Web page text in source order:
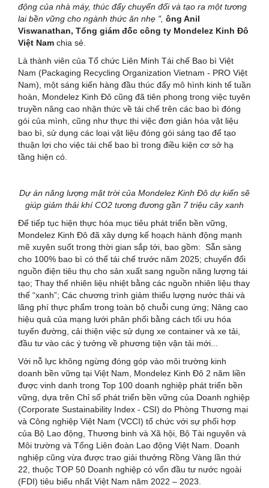
động của nhà máy, thúc đẩy chuyển đổi và tạo ra một tương
lai bền vững cho ngành thức ăn nhẹ ", ông Anil
Viswanathan, Tổng giám đốc công ty Mondelez Kinh Đô
Việt Nam chia sẻ.
Là thành viên của Tổ chức Liên Minh Tái chế Bao bì Việt
Nam (Packaging Recycling Organization Vietnam - PRO Việt
Nam), một sáng kiến hàng đầu thúc đẩy mô hình kinh tế tuần
hoàn, Mondelez Kinh Đô cũng đã tiên phong trong việc tuyên
truyền nâng cao nhận thức về tái chế trên các bao bì đóng
gói của mình, cũng như thực thi việc đơn giản hóa vật liệu
bao bì, sử dụng các loại vật liệu đóng gói sáng tạo để tạo
thuận lợi cho việc tái chế bao bì trong điều kiện cơ sở hạ
tầng hiện có.
Dự án năng lượng mặt trời của Mondelez Kinh Đô dự kiến sẽ
giúp giảm thải khí CO2 tương đương gần 7 triệu cây xanh
Để tiếp tục hiện thực hóa mục tiêu phát triển bền vững,
Mondelez Kinh Đô đã xây dựng kế hoạch hành động mạnh
mẽ xuyên suốt trong thời gian sắp tới, bao gồm: Sẵn sàng
cho 100% bao bì có thể tái chế trước năm 2025; chuyển đổi
nguồn điện tiêu thụ cho sản xuất sang nguồn năng lượng tái
tạo; Thay thế nhiên liệu nhiệt bằng các nguồn nhiên liệu thay
thế “xanh”; Các chương trình giảm thiểu lượng nước thải và
lãng phí thực phẩm trong toàn bộ chuỗi cung ứng; Nâng cao
hiệu quả của mạng lưới phân phối bằng cách tối ưu hóa
tuyến đường, cải thiện việc sử dụng xe container và xe tải,
đầu tư vào các ý tưởng về phương tiện vận tải mới...
Với nỗ lực không ngừng đóng góp vào môi trường kinh
doanh bền vững tại Việt Nam, Mondelez Kinh Đô 2 năm liền
được vinh danh trong Top 100 doanh nghiệp phát triển bền
vững, dựa trên Chỉ số phát triển bền vững của Doanh nghiệp
(Corporate Sustainability Index - CSI) do Phòng Thương mại
và Công nghiệp Việt Nam (VCCI) tổ chức với sự phối hợp
của Bộ Lao động, Thương binh và Xã hội, Bộ Tài nguyên và
Môi trường và Tổng Liên đoàn Lao động Việt Nam. Doanh
nghiệp cũng vừa được trao giải thưởng Rồng Vàng lần thứ
22, thuộc TOP 50 Doanh nghiệp có vốn đầu tư nước ngoài
(FDI) tiêu biểu nhất Việt Nam năm 2022 – 2023.